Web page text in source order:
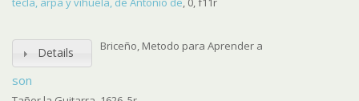
Details
son
Briceño, Metodo para Aprender a